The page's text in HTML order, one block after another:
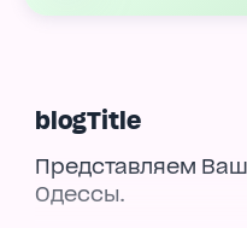
blogTitle
Представляем
Одессы.